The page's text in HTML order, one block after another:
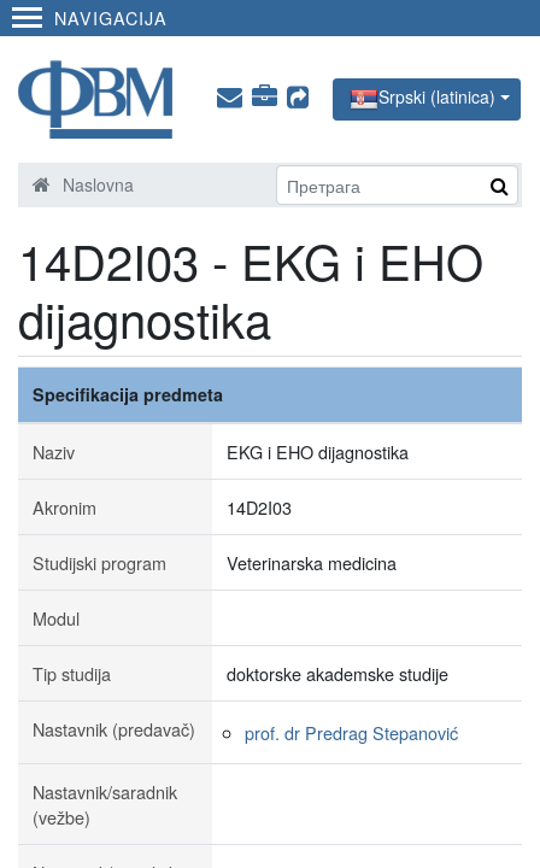
NAVIGACIJA
Srpski (latinica)
Naslovna
14D2I03 - EKG i EHO
dijagnostika
Specifikacija predmeta
Naziv EKG i EHO dijagnostika
Akronim 14D2I03
Studijski program Veterinarska medicina
Modul
Tip studija doktorske akademske studije
Nastavnik (predavač) prof. dr Predrag Stepanović
Nastavnik/saradnik
(vežbe)